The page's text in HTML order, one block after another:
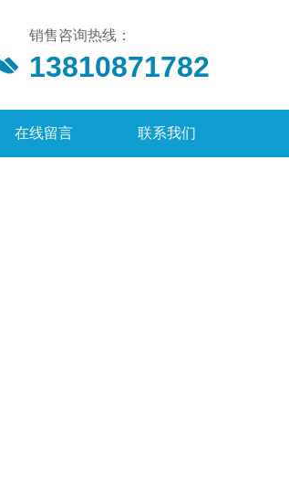
销售咨询热线：
13810871782
在线留言 联系我们